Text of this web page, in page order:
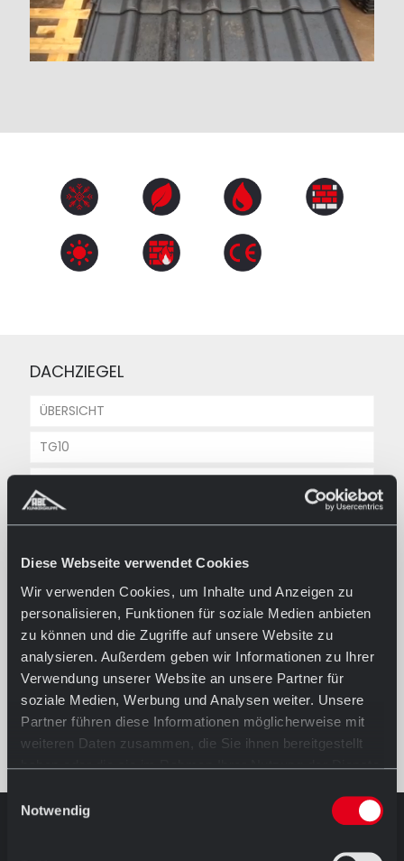
Diese Webseite verwendet Cookies
Wir verwenden Cookies, um Inhalte und Anzeigen zu
personalisieren, Funktionen für soziale Medien anbieten
zu können und die Zugriffe auf unsere Website zu
analysieren. Außerdem geben wir Informationen zu Ihrer
Verwendung unserer Website an unsere Partner für
soziale Medien, Werbung und Analysen weiter. Unsere
Partner führen diese Informationen möglicherweise mit
weiteren Daten zusammen, die Sie ihnen bereitgestellt
haben oder die sie im Rahmen Ihrer Nutzung der Dienste
Einwilligungsauswahl
Notwendig
DACHZIEGEL
ÜBERSICHT
TG10
ZUBEHÖR
HAGELTEST & BRUCHTEST
PRODUKTKATALOG
TECHNISCHES DATENBLATT
REFERENZEN